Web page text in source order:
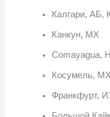
Калгари, АБ,
Канкун, МХ
Comayagua,
Косумель,
Франкфурт,